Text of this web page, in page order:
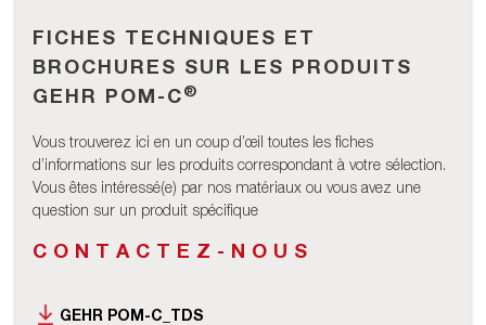
FICHES TECHNIQUES ET
BROCHURES SUR LES PRODUITS
GEHR POM-C®
Vous trouverez ici en un coup d’œil toutes les fiches
d’informations sur les produits correspondant à votre sélection.
Vous êtes intéressé(e) par nos matériaux ou vous avez une
question sur un produit spécifique
CONTACTEZ-NOUS
GEHR POM-C_TDS